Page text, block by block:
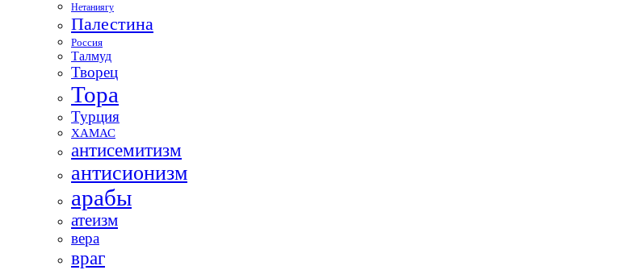
Нетаниягу
Палестина
Россия
Талмуд
Творец
Тора
Турция
ХАМАС
антисемитизм
антисионизм
арабы
атеизм
вера
враг